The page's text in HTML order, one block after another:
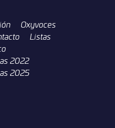
Oxyvoces
Listas
2022
2025